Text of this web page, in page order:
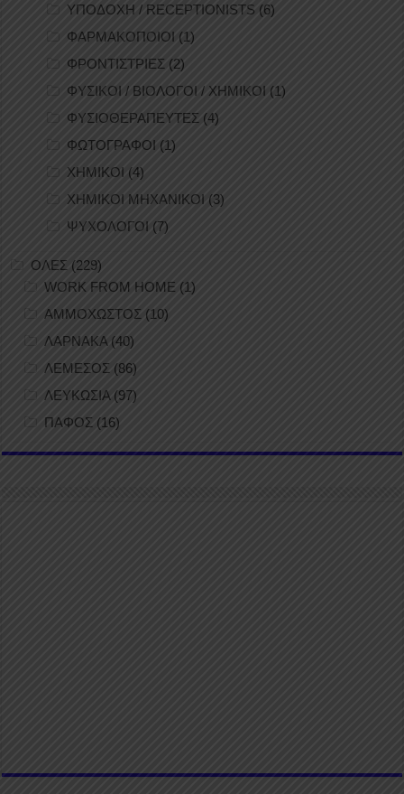
ΥΠΟΔΟΧΗ / RECEPTIONISTS (6)
ΦΑΡΜΑΚΟΠΟΙΟΙ (1)
ΦΡΟΝΤΙΣΤΡΙΕΣ (2)
ΦΥΣΙΚΟΙ / ΒΙΟΛΟΓΟΙ / ΧΗΜΙΚΟΙ (1)
ΦΥΣΙΟΘΕΡΑΠΕΥΤΕΣ (4)
ΦΩΤΟΓΡΑΦΟΙ (1)
ΧΗΜΙΚΟΙ (4)
ΧΗΜΙΚΟΙ ΜΗΧΑΝΙΚΟΙ (3)
ΨΥΧΟΛΟΓΟΙ (7)
ΟΛΕΣ (229)
WORK FROM HOME (1)
ΑΜΜΟΧΩΣΤΟΣ (10)
ΛΑΡΝΑΚΑ (40)
ΛΕΜΕΣΟΣ (86)
ΛΕΥΚΩΣΙΑ(97)
ΠΑΦΟΣ (16)